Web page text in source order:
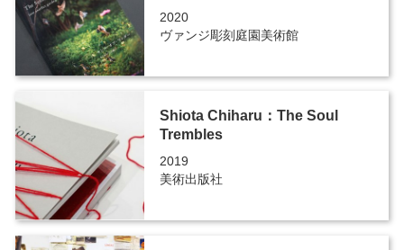
2020
ヴァンジ彫刻庭園美術館
Shiota Chiharu：The Soul
Trembles
2019
美術出版社